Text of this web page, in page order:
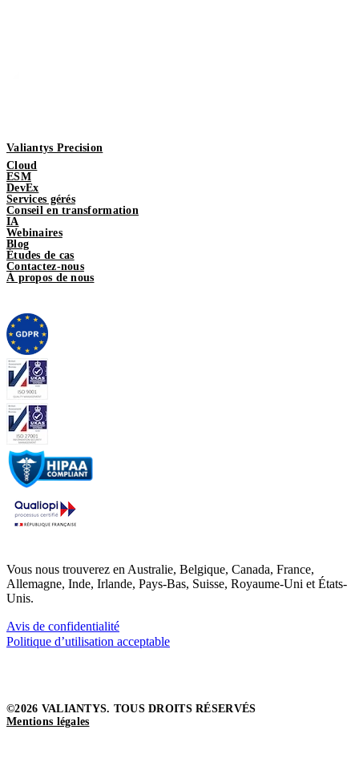
Valiantys Precision
Cloud
ESM
DevEx
Services gérés
Conseil en transformation
IA
Webinaires
Blog
Études de cas
Contactez-nous
À propos de nous
Vous nous trouverez en Australie, Belgique, Canada, France,
Allemagne, Inde, Irlande, Pays-Bas, Suisse, Royaume-Uni et États-
Unis.
Avis de confidentialité
Politique d’utilisation acceptable
©2026 VALIANTYS. TOUS DROITS RÉSERVÉS
Mentions légales